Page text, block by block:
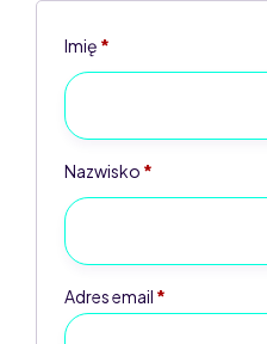
Imię *
Nazwisko *
Adres email *